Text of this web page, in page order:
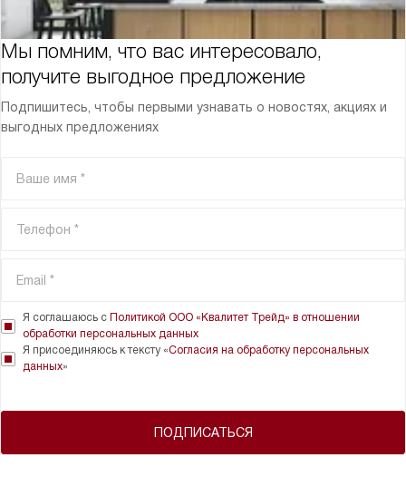
Мы помним, что вас интересовало,
получите выгодное предложение
Подпишитесь, чтобы первыми узнавать о новостях, акциях и
выгодных предложениях
ПОДПИСАТЬСЯ
Я соглашаюсь с Политикой ООО «Квалитет Трейд» в отношении
обработки персональных данных
Я присоединяюсь к тексту «Согласия на обработку персональных
данных»